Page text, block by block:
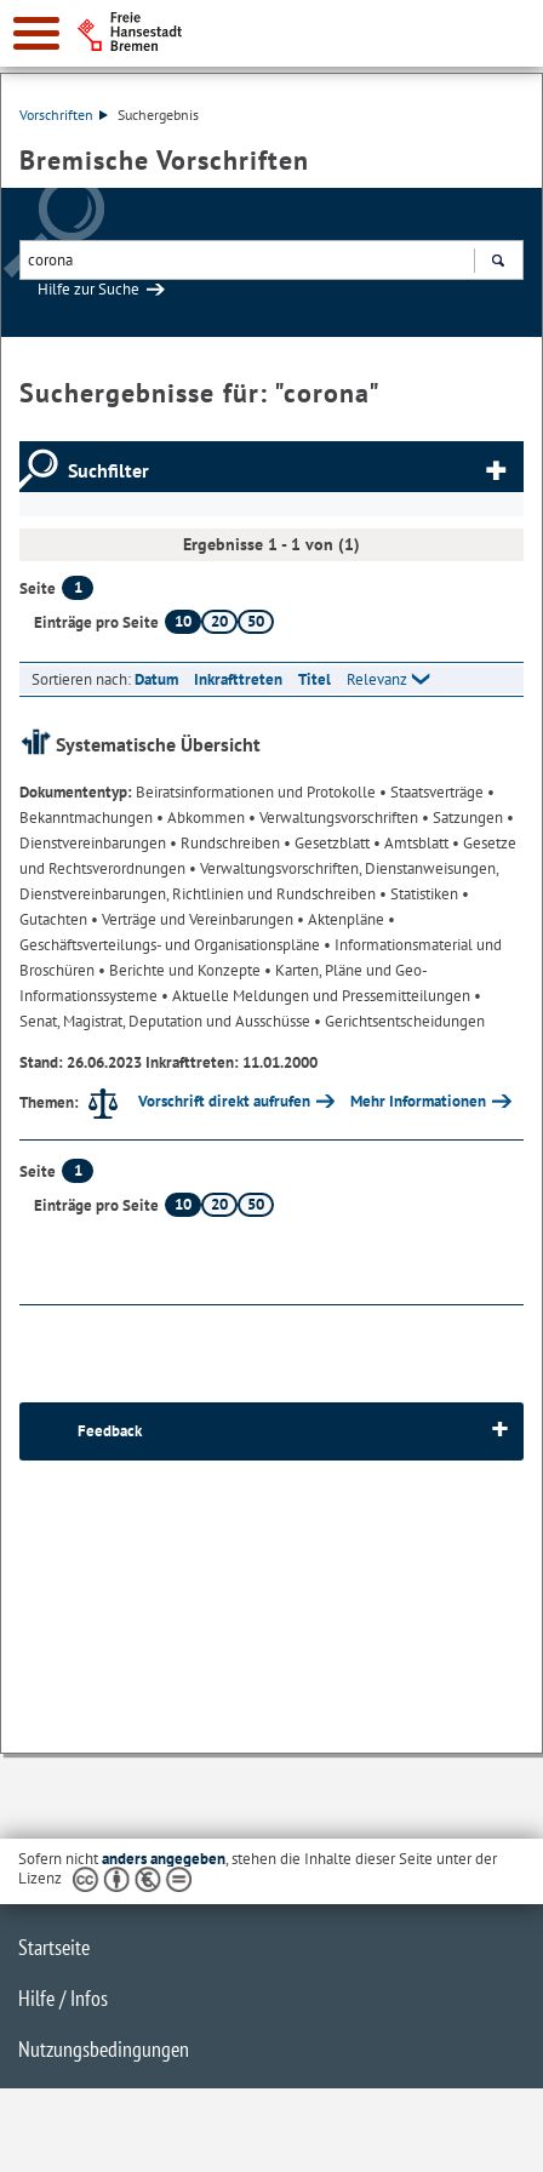
Vorschriften Suchergebnis
Bremische Vorschriften
Hilfe zur Suche
Suchergebnisse für: "corona"
Suchfilter
Ergebnisse 1 - 1 von (1)
Seite
1
Einträge pro Seite
10 20 50
Sortieren nach:Datum Inkrafttreten Titel Relevanz
Systematische Übersicht
Dokumententyp: Beiratsinformationen und Protokolle • Staatsverträge •
Bekanntmachungen • Abkommen • Verwaltungsvorschriften • Satzungen •
Dienstvereinbarungen • Rundschreiben • Gesetzblatt• Amtsblatt• Gesetze
und Rechtsverordnungen • Verwaltungsvorschriften, Dienstanweisungen,
Dienstvereinbarungen, Richtlinien und Rundschreiben • Statistiken •
Gutachten • Verträge und Vereinbarungen • Aktenpläne •
Geschäftsverteilungs- und Organisationspläne • Informationsmaterial und
Broschüren • Berichte und Konzepte • Karten, Pläne und Geo-
Informationssysteme • Aktuelle Meldungen und Pressemitteilungen •
Senat, Magistrat, Deputation und Ausschüsse • Gerichtsentscheidungen
Stand: 26.06.2023 Inkrafttreten: 11.01.2000
Themen:
Vorschrift direkt aufrufen Mehr Informationen
Seite
1
Einträge pro Seite
10 20 50
Feedback
Sofern nichtanders angegeben, stehen die Inhalte dieser Seite unter der
Lizenz
Startseite
Hilfe / Infos
Nutzungsbedingungen